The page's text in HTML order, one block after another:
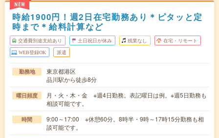
NEW
時給1900円！週2日在宅勤務あり＊ピタッと定
時まで＊給料計算など
交通費別途支給あり 土日祝日が休み 残業なし 在宅・リモート
WEB登録OK 派遣
勤務地
東京都港区
品川駅から徒歩8分
曜日頻度
月・火・木・金 ※週4日勤務。表記曜日は例。※週5日勤務も
相談可能です。
時間
9:00～17:00 ※休憩60分。8時半・9時～17時15分勤務も相
談可能です。